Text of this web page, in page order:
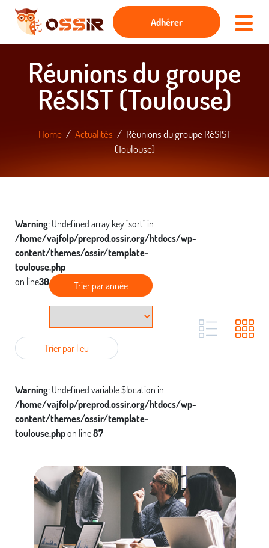
Adhérer
Réunions du groupe
RéSIST (Toulouse)
Home Actualités
Réunions du groupe RéSIST
(Toulouse)
Warning: Undefined array key "sort" in
/home/vajfolp/preprod.ossir.org/htdocs/wp-
content/themes/ossir/template-
toulouse.php
on line30 Trier par année
Trier par lieu
Warning: Undefined variable $location in
/home/vajfolp/preprod.ossir.org/htdocs/wp-
content/themes/ossir/template-
toulouse.phpon line87